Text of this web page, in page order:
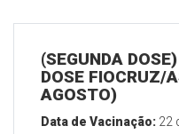
(SEGUNDA
DOSE FIOCRUZ/
AGOSTO)
Data de Vacinação: 22